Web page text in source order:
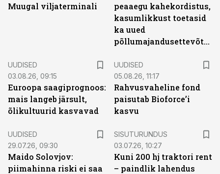
Muugal viljaterminali
peaaegu kahekordistus,
kasumlikkust toetasid
ka uued
põllumajandusettevõtted
UUDISED
03.08.26, 09:15
Euroopa saagiprognoos:
mais langeb järsult,
õlikultuurid kasvavad
UUDISED
05.08.26, 11:17
Rahvusvaheline fond
paisutab Bioforce’i
kasvu
UUDISED
29.07.26, 09:30
Maido Solovjov:
piimahinna riski ei saa
SISUTURUNDUS
03.07.26, 10:27
Kuni 200 hj traktori rent
– paindlik lahendus